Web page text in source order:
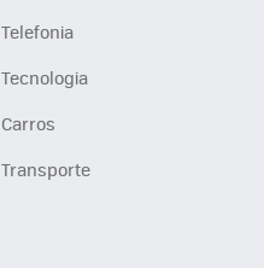
Telefonia
Tecnologia
Carros
Transporte